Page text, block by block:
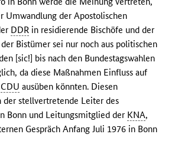
Umwandlung der Apostolischen
DDR in residierende Bischöfe und der
Bistümer sei nur noch aus politischen
[sic!] bis nach den Bundestagswahlen
da diese Maßnahmen Einfluss auf
CDU ausüben könnten. Diesen
der stellvertretende Leiter des
Bonn und Leitungsmitglied der KNA,
Gespräch Anfang Juli 1976 in Bonn